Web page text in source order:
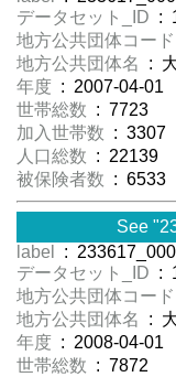
データセット_ID :
地方公共団体コード
地方公共団体名
:
年度 : 2007-04-01
世帯総数 : 7723
加入世帯数 : 3307
人口総数 : 22139
被保険者数 : 6533
See
label
:
データセット_ID :
地方公共団体コード
地方公共団体名
:
年度 : 2008-04-01
世帯総数 : 7872